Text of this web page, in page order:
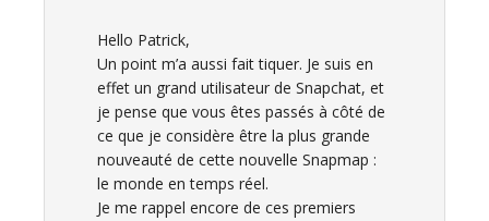
Hello Patrick,
Un point m’a aussi fait tiquer. Je suis en
effet un grand utilisateur de Snapchat, et
je pense que vous êtes passés à côté de
ce que je considère être la plus grande
nouveauté de cette nouvelle Snapmap :
le monde en temps réel.
Je me rappel encore de ces premiers